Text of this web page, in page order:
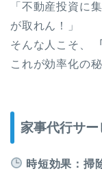
「不動産投資に
が取れん！」
そんな人こそ、
これが効率化の秘
家事代行サー
時短効果：掃